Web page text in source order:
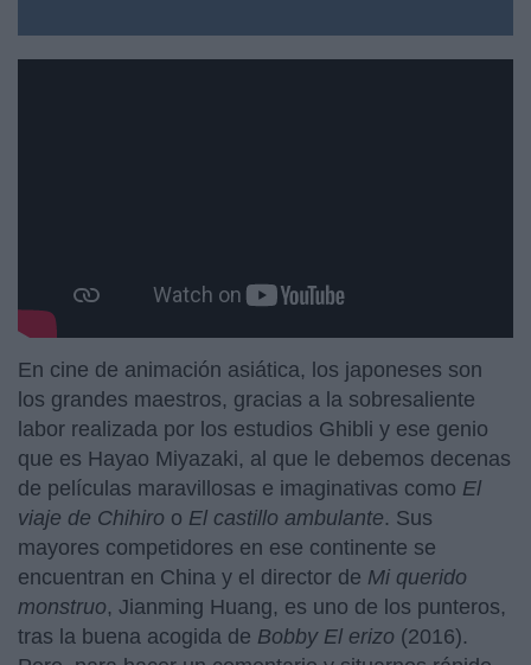
En cine de animación asiática, los japoneses son
los grandes maestros, gracias a la sobresaliente
labor realizada por los estudios Ghibli y ese genio
que es Hayao Miyazaki, al que le debemos decenas
de películas maravillosas e imaginativas como El
viaje de Chihiro o El castillo ambulante. Sus
mayores competidores en ese continente se
encuentran en China y el director de Mi querido
monstruo, Jianming Huang, es uno de los punteros,
tras la buena acogida de Bobby El erizo (2016).